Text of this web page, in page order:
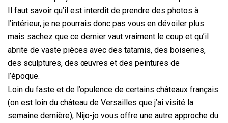
Il faut savoir qu’il est interdit de prendre des photos à
l’intérieur, je ne pourrais donc pas vous en dévoiler plus
mais sachez que ce dernier vaut vraiment le coup et qu’il
abrite de vaste pièces avec des tatamis, des boiseries,
des sculptures, des œuvres et des peintures de
l’époque.
Loin du faste et de l’opulence de certains châteaux français
(on est loin du château de Versailles que j’ai visité la
semaine dernière), Nijo-jo vous offre une autre approche du